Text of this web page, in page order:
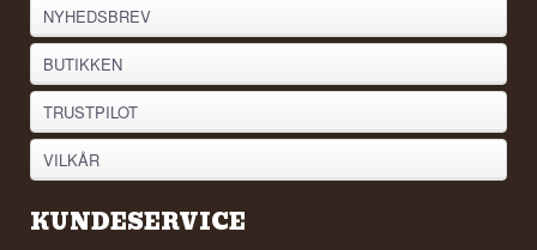
NYHEDSBREV
BUTIKKEN
TRUSTPILOT
VILKÅR
KUNDESERVICE